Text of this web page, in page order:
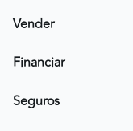
Encuentra un carro
Vender
Publicar mi vehículo
Financiar
Simular crédito
Seguros